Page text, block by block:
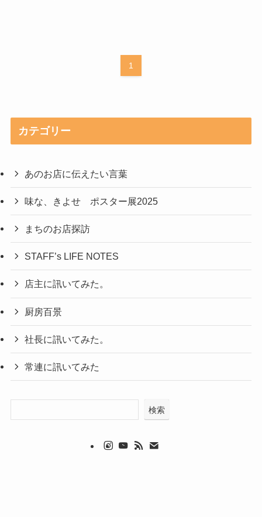
1
カテゴリー
あのお店に伝えたい言葉
味な、きよせ ポスター展2025
まちのお店探訪
STAFF’s LIFE NOTES
店主に訊いてみた。
厨房百景
社長に訊いてみた。
常連に訊いてみた
検索